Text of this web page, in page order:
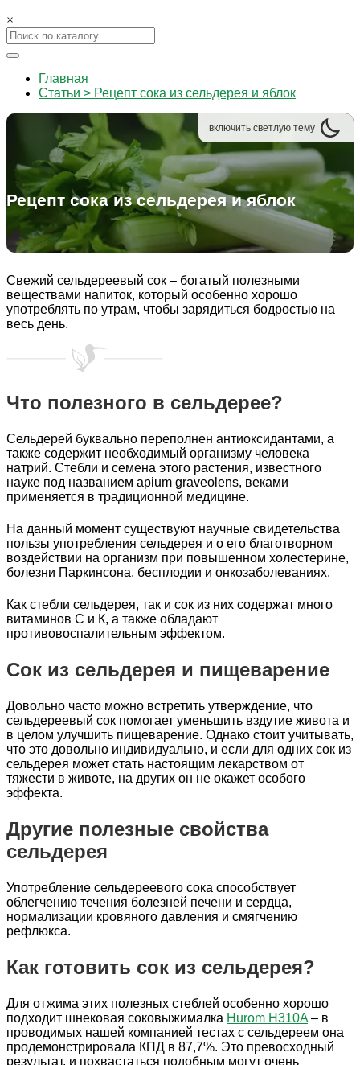
×
Главная
Статьи > Рецепт сока из сельдерея и яблок
включить светлую тему
Рецепт сока из сельдерея и яблок
Свежий сельдереевый сок – богатый полезными
веществами напиток, который особенно хорошо
употреблять по утрам, чтобы зарядиться бодростью на
весь день.
Что полезного в сельдерее?
Сельдерей буквально переполнен антиоксидантами, а
также содержит необходимый организму человека
натрий. Стебли и семена этого растения, известного
науке под названием apium graveolens, веками
применяется в традиционной медицине.
На данный момент существуют научные свидетельства
пользы употребления сельдерея и о его благотворном
воздействии на организм при повышенном холестерине,
болезни Паркинсона, бесплодии и онкозаболеваниях.
Как стебли сельдерея, так и сок из них содержат много
витаминов С и К, а также обладают
противовоспалительным эффектом.
Сок из сельдерея и пищеварение
Довольно часто можно встретить утверждение, что
сельдереевый сок помогает уменьшить вздутие живота и
в целом улучшить пищеварение. Однако стоит учитывать,
что это довольно индивидуально, и если для одних сок из
сельдерея может стать настоящим лекарством от
тяжести в животе, на других он не окажет особого
эффекта.
Другие полезные свойства
сельдерея
Употребление сельдереевого сока способствует
облегчению течения болезней печени и сердца,
нормализации кровяного давления и смягчению
рефлюкса.
Как готовить сок из сельдерея?
Для отжима этих полезных стеблей особенно хорошо
подходит шнековая соковыжималка Hurom H310A– в
проводимых нашей компанией тестах с сельдереем она
продемонстрировала КПД в 87,7%. Это превосходный
результат, и похвастаться подобным могут очень